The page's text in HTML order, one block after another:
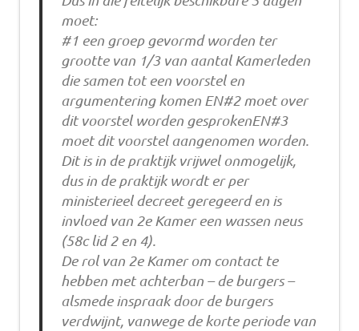
moet:
#1 een groep gevormd worden ter
grootte van 1/3 van aantal Kamerleden
die samen tot een voorstel en
argumentering komen EN#2 moet over
dit voorstel worden gesprokenEN#3
moet dit voorstel aangenomen worden.
Dit is in de praktijk vrijwel onmogelijk,
dus in de praktijk wordt er per
ministerieel decreet geregeerd en is
invloed van 2e Kamer een wassen neus
(58c lid 2 en 4).
De rol van 2e Kamer om contact te
hebben met achterban – de burgers –
alsmede inspraak door de burgers
verdwijnt, vanwege de korte periode van